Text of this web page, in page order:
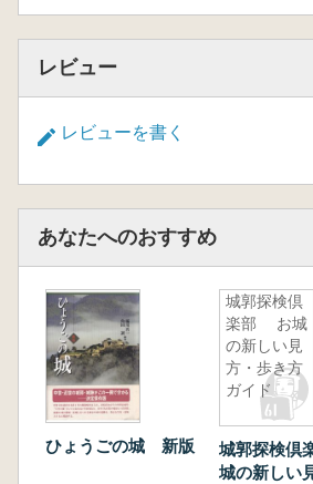
松城/今治城/小倉城/佐賀城/石
城/日出城
用語解説
レビュー
レビューを書く
あなたへのおすすめ
ひょうごの城 新版
城郭探検倶
楽部 お城
の新しい見
方・歩き方
ガイド
城郭探検
城の新しい